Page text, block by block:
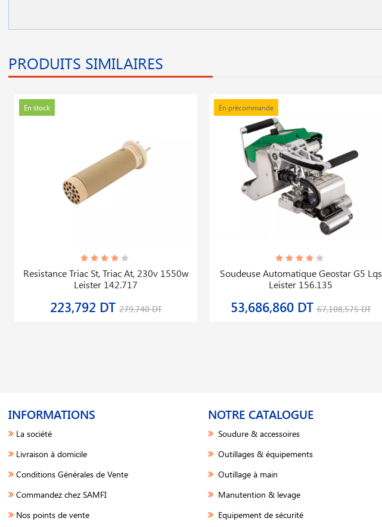
PRODUITS SIMILAIRES
En stock
Resistance Triac St, Triac At, 230v 1550w
Leister 142.717
223,792 DT279,740 DT
En précommande
Soudeuse Automatique Geostar G5 Lqs
Leister 156.135
53,686,860 DT67,108,575 DT
INFORMATIONS
La société
Livraison à domicile
Conditions Générales de Vente
Commandez chez SAMFI
Nos points de vente
NOTRE CATALOGUE
Soudure & accessoires
Outillages & équipements
Outillage à main
Manutention & levage
Equipement de sécurité